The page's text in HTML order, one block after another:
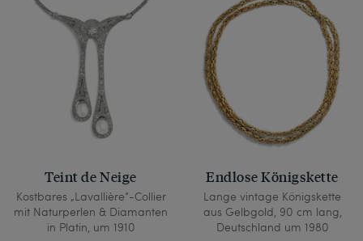
Teint de Neige
Kostbares „Lavallière“-Collier
mit Naturperlen & Diamanten
in Platin, um 1910
Endlose Königskette
Lange vintage Königskette
aus Gelbgold, 90 cm lang,
Deutschland um 1980